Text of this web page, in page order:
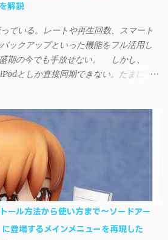
解説
ている。レートや再生回数、スマート
ックアップといった機能をフル活用し
期の今でも手放せない。 しかし、
としか直接同期できない。たまに
PC と Androidデバイス それぞれにイン
USB接続 を通じて同期できるようにな
ウォークマン を使い始めた頃から便
たのだが、2023年現在はiSyncrを使っ
を多数見かけるようになった。 具体
リで設定したパスワードをAndroidアプ
入力したパスワードが保存されず、い
促されるというもの。 この不具合を
有効だ。 Androidデバイスの言語を英語
ール方法から使い方まで～ソードアー
登場するメインメニューを再現した